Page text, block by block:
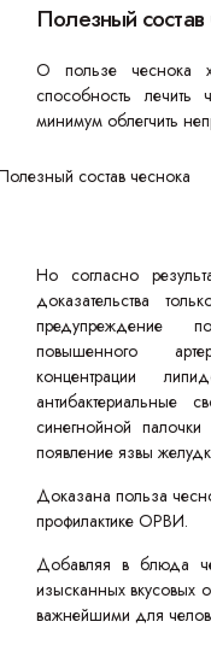
Полезный состав
О пользе чеснока
способность
минимум облегчить
Но согласно
доказательства
предупреждение
повышенного
концентрации
антибактериальные
синегнойной
появление язвы
Доказана польза
профилактике ОРВИ.
Добавляя в блюда
изысканных вкусовых
важнейшими для